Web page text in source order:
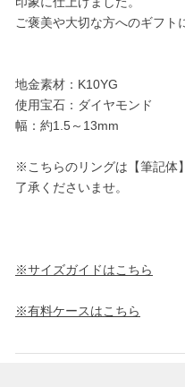
ご褒美や大切な方へのギフト
地金素材：K10YG
使用宝石：ダイヤモンド
幅：約1.5～13mm
※こちらのリングは【筆記体
了承くださいませ。
※サイズガイドはこちら
※有料ケースはこちら